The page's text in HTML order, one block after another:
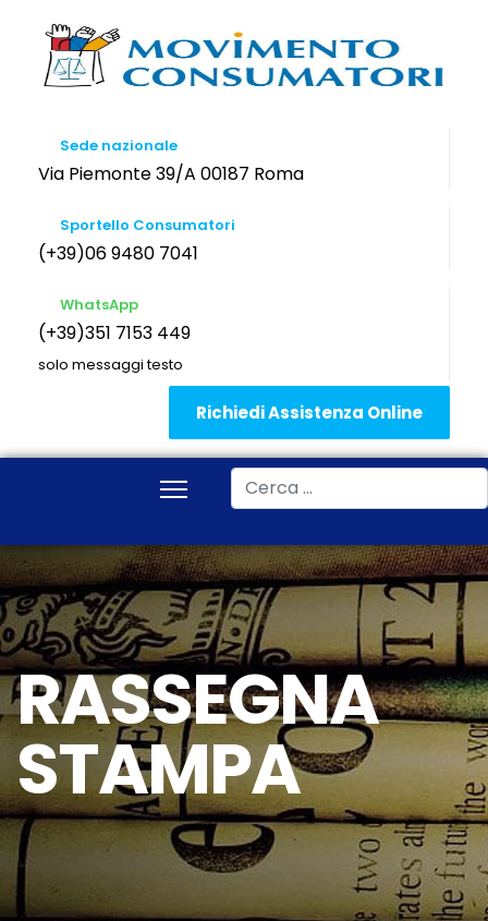
Sede nazionale
Via Piemonte 39/A 00187 Roma
Sportello Consumatori
(+39)06 9480 7041
WhatsApp
(+39)351 7153 449
solo messaggi testo
Richiedi Assistenza Online
Cerca
RASSEGNA
STAMPA